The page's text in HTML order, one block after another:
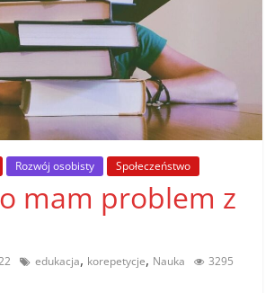
Rozwój osobisty Społeczeństwo
mam problem z
edukacja, korepetycje, Nauka
3295